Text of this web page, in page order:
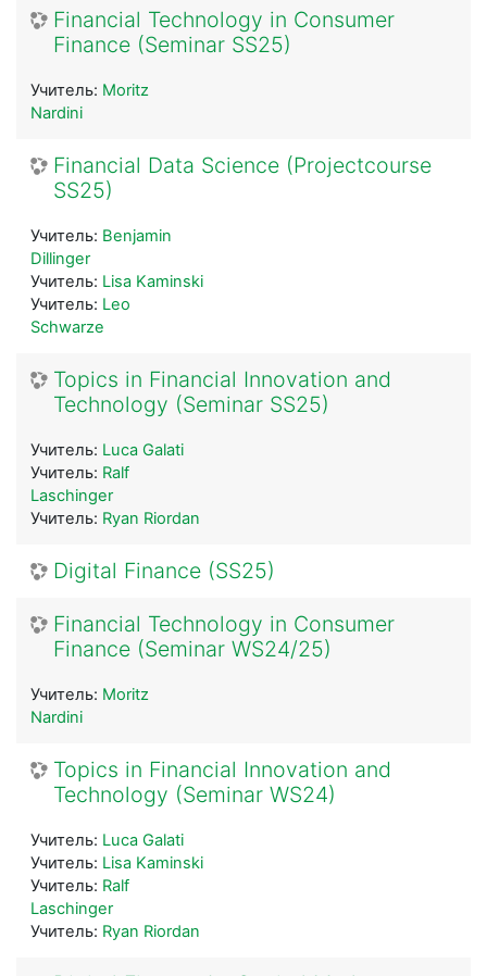
Financial Technology in Consumer
Finance (Seminar SS25)
Учитель: Moritz
Nardini
Financial Data Science (Projectcourse
SS25)
Учитель: Benjamin
Dillinger
Учитель: Lisa Kaminski
Учитель: Leo
Schwarze
Topics in Financial Innovation and
Technology (Seminar SS25)
Учитель: Luca Galati
Учитель: Ralf
Laschinger
Учитель: Ryan Riordan
Digital Finance (SS25)
Financial Technology in Consumer
Finance (Seminar WS24/25)
Учитель: Moritz
Nardini
Topics in Financial Innovation and
Technology (Seminar WS24)
Учитель: Luca Galati
Учитель: Lisa Kaminski
Учитель: Ralf
Laschinger
Учитель: Ryan Riordan